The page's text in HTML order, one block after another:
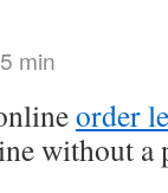
min
order
without a